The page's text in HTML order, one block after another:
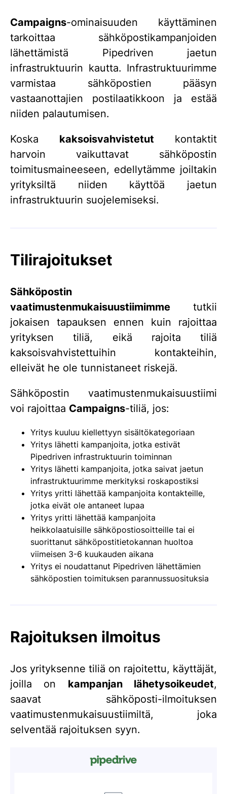
Campaigns-ominaisuuden käyttäminen
tarkoittaa sähköpostikampanjoiden
lähettämistä Pipedriven jaetun
infrastruktuurin kautta. Infrastruktuurimme
varmistaa sähköpostien pääsyn
vastaanottajien postilaatikkoon ja estää
niiden palautumisen.
Koska kaksoisvahvistetut kontaktit
harvoin vaikuttavat sähköpostin
toimitusmaineeseen, edellytämme joiltakin
yrityksiltä niiden käyttöä jaetun
infrastruktuurin suojelemiseksi.
Tilirajoitukset
Sähköpostin
vaatimustenmukaisuustiimimme tutkii
jokaisen tapauksen ennen kuin rajoittaa
yrityksen tiliä, eikä rajoita tiliä
kaksoisvahvistettuihin kontakteihin,
elleivät he ole tunnistaneet riskejä.
Sähköpostin vaatimustenmukaisuustiimi
voi rajoittaa Campaigns-tiliä, jos:
Yritys kuuluu kiellettyyn sisältökategoriaan
Yritys lähetti kampanjoita, jotka estivät
Pipedriven infrastruktuurin toiminnan
Yritys lähetti kampanjoita, jotka saivat jaetun
infrastruktuurimme merkityksi roskapostiksi
Yritys yritti lähettää kampanjoita kontakteille,
jotka eivät ole antaneet lupaa
Yritys yritti lähettää kampanjoita
heikkolaatuisille sähköpostiosoitteille tai ei
suorittanut sähköpostitietokannan huoltoa
viimeisen 3-6 kuukauden aikana
Yritys ei noudattanut Pipedriven lähettämien
sähköpostien toimituksen parannussuosituksia
Rajoituksen ilmoitus
Jos yrityksenne tiliä on rajoitettu, käyttäjät,
joilla on kampanjan lähetysoikeudet,
saavat sähköposti-ilmoituksen
vaatimustenmukaisuustiimiltä, joka
selventää rajoituksen syyn.